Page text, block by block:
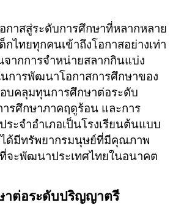
กาสสู่ระดับการศึกษาที่หลากหลาย
กไทยทุกคนเข้าถึงโอกาสอย่างเท่า
จากการจำหน่ายสลากกินแบ่ง
การพัฒนาโอกาสการศึกษาของ
บคลุมทุนการศึกษาต่อระดับ
รศึกษาภาคฤดูร้อน และการ
ะจำอำเภอเป็นโรงเรียนต้นแบบ
ได้มีทรัพยากรมนุษย์ที่มีคุณภาพ
จะพัฒนาประเทศไทยในอนาคต
าต่อระดับปริญญาตรี